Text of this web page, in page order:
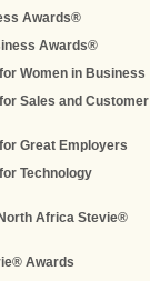
Awards®
Awards®
Women in Business
Sales and Customer
Great Employers
Technology
Africa Stevie®
Awards